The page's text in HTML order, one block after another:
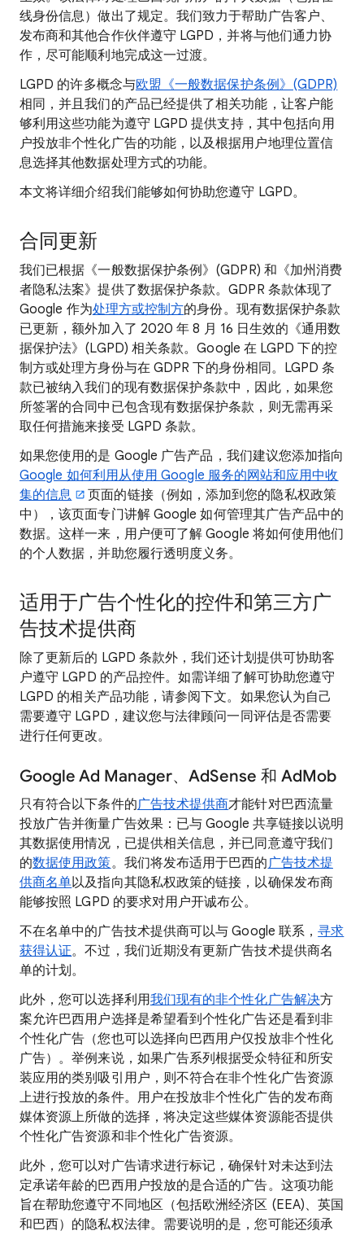
线身份信息）做出了规定。我们致力于帮助广告客户、
发布商和其他合作伙伴遵守 LGPD，并将与他们通力协
作，尽可能顺利地完成这一过渡。
LGPD 的许多概念与欧盟《一般数据保护条例》(GDPR)
相同，并且我们的产品已经提供了相关功能，让客户能
够利用这些功能为遵守 LGPD 提供支持，其中包括向用
户投放非个性化广告的功能，以及根据用户地理位置信
息选择其他数据处理方式的功能。
本文将详细介绍我们能够如何协助您遵守 LGPD。
合同更新
我们已根据《一般数据保护条例》(GDPR) 和《加州消费
者隐私法案》提供了数据保护条款。GDPR 条款体现了
Google 作为处理方或控制方的身份。现有数据保护条款
已更新，额外加入了 2020 年 8 月 16 日生效的《通用数
据保护法》(LGPD) 相关条款。Google 在 LGPD 下的控
制方或处理方身份与在 GDPR 下的身份相同。LGPD 条
款已被纳入我们的现有数据保护条款中，因此，如果您
所签署的合同中已包含现有数据保护条款，则无需再采
取任何措施来接受 LGPD 条款。
如果您使用的是 Google 广告产品，我们建议您添加指向
Google 如何利用从使用 Google 服务的网站和应用中收
集的信息
页面的链接（例如，添加到您的隐私权政策
中），该页面专门讲解 Google 如何管理其广告产品中的
数据。这样一来，用户便可了解 Google 将如何使用他们
的个人数据，并助您履行透明度义务。
适用于广告个性化的控件和第三方广
告技术提供商
除了更新后的 LGPD 条款外，我们还计划提供可协助客
户遵守 LGPD 的产品控件。如需详细了解可协助您遵守
LGPD 的相关产品功能，请参阅下文。如果您认为自己
需要遵守 LGPD，建议您与法律顾问一同评估是否需要
进行任何更改。
Google Ad Manager、AdSense 和 AdMob
只有符合以下条件的广告技术提供商才能针对巴西流量
投放广告并衡量广告效果：已与 Google 共享链接以说明
其数据使用情况，已提供相关信息，并已同意遵守我们
的数据使用政策。我们将发布适用于巴西的广告技术提
供商名单以及指向其隐私权政策的链接，以确保发布商
能够按照 LGPD 的要求对用户开诚布公。
不在名单中的广告技术提供商可以与 Google 联系，寻求
获得认证。不过，我们近期没有更新广告技术提供商名
单的计划。
此外，您可以选择利用我们现有的非个性化广告解决方
案允许巴西用户选择是希望看到个性化广告还是看到非
个性化广告（您也可以选择向巴西用户仅投放非个性化
广告）。举例来说，如果广告系列根据受众特征和所安
装应用的类别吸引用户，则不符合在非个性化广告资源
上进行投放的条件。用户在投放非个性化广告的发布商
媒体资源上所做的选择，将决定这些媒体资源能否提供
个性化广告资源和非个性化广告资源。
此外，您可以对广告请求进行标记，确保针对未达到法
定承诺年龄的巴西用户投放的是合适的广告。这项功能
旨在帮助您遵守不同地区（包括欧洲经济区 (EEA)、英国
和巴西）的隐私权法律。需要说明的是，您可能还须承